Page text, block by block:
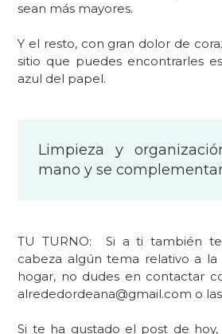
sean más mayores.
Y el resto, con gran dolor de
sitio que puedes encontrarles
azul del papel.
Limpieza y
mano y se
TU TURNO:
Si a ti también
cabeza algún tema relativo a
hogar, no dudes en contactar
alrededordeana@gmail.com o
Si te ha gustado el post de